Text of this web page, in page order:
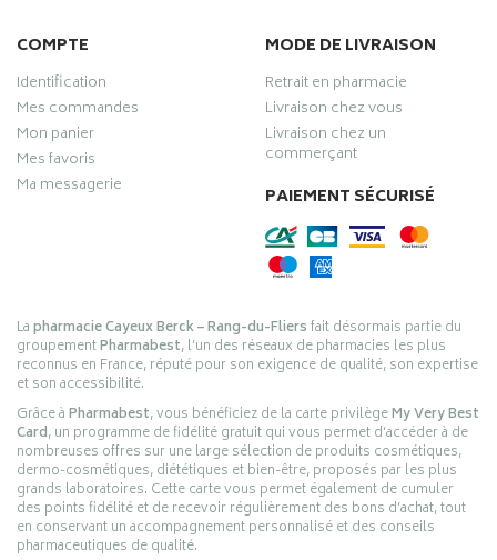
COMPTE
Identification
Mes commandes
Mon panier
Mes favoris
Ma messagerie
MODE DE LIVRAISON
Retrait en pharmacie
Livraison chez vous
Livraison chez un
commerçant
PAIEMENT SÉCURISÉ
Lapharmacie Cayeux Berck – Rang-du-Fliersfait désormais partie du
groupementPharmabest, l’un des réseaux de pharmacies les plus
reconnus en France, réputé pour son exigence de qualité, son expertise
et son accessibilité.
Grâce àPharmabest, vous bénéficiez de la carte privilègeMy Very Best
Card, un programme de fidélité gratuit qui vous permet d’accéder à de
nombreuses offres sur une large sélection de produits cosmétiques,
dermo-cosmétiques, diététiques et bien-être, proposés par les plus
grands laboratoires. Cette carte vous permet également de cumuler
des points fidélité et de recevoir régulièrement des bons d’achat, tout
en conservant un accompagnement personnalisé et des conseils
pharmaceutiques de qualité.